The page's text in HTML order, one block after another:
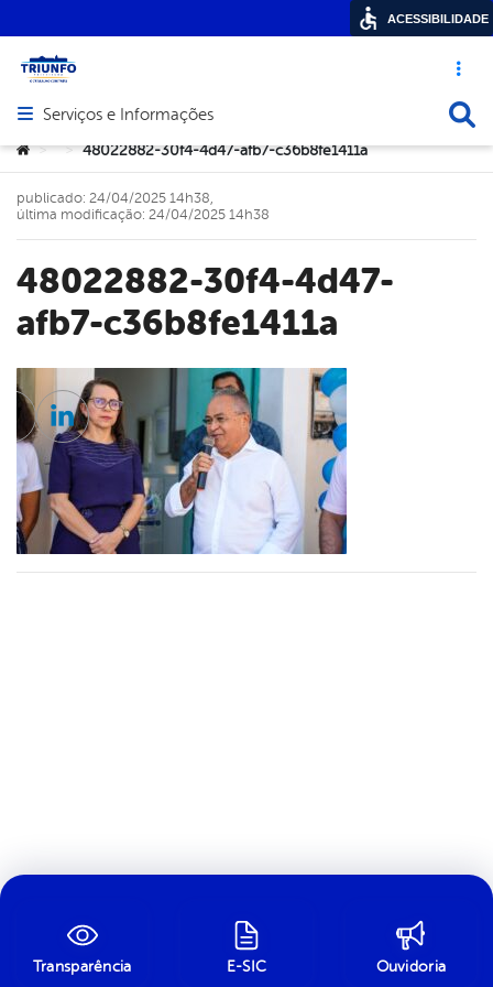
Acesso
Abrir menu principal de navegação
Serviços e Informações
Você está aqui:
> > 48022882-30f4-4d47-afb7-c36b8fe1411a
48022882-30f4-4d47-
afb7-c36b8fe1411a
publicado: 24/04/2025 14h38,
última modificação: 24/04/2025 14h38
Twitter
Linkedin
Transparência E-SIC Ouvidoria
ACESSIBILIDADE